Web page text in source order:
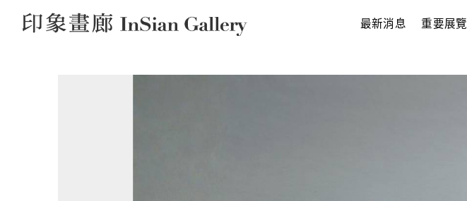
InSian Gallery 最新消息 重要展覽